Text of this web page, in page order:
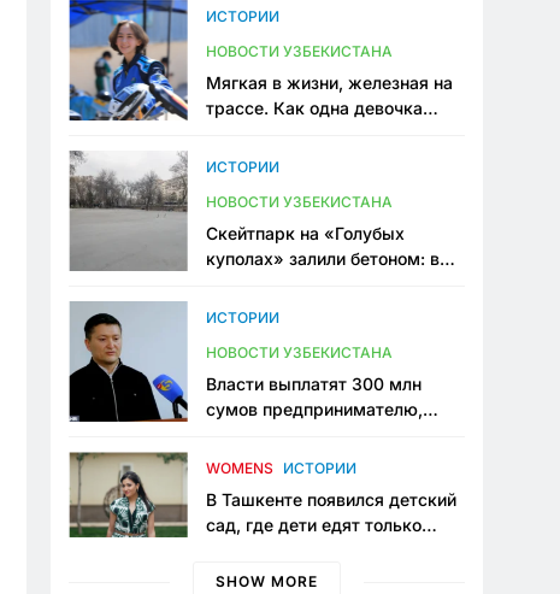
ИСТОРИИ
НОВОСТИ УЗБЕКИСТАНА
Мягкая в жизни, железная на
трассе. Как одна девочка
Узбекистане
ИСТОРИИ
НОВОСТИ УЗБЕКИСТАНА
Скейтпарк на «Голубых
куполах» залили бетоном: в
одно общественное
ИСТОРИИ
НОВОСТИ УЗБЕКИСТАНА
Власти выплатят 300 млн
сумов предпринимателю,
тюрьме по незаконному
WOMENS ИСТОРИИ
В Ташкенте появился детский
сад, где дети едят только
мама, которая устала просить
SHOW MORE